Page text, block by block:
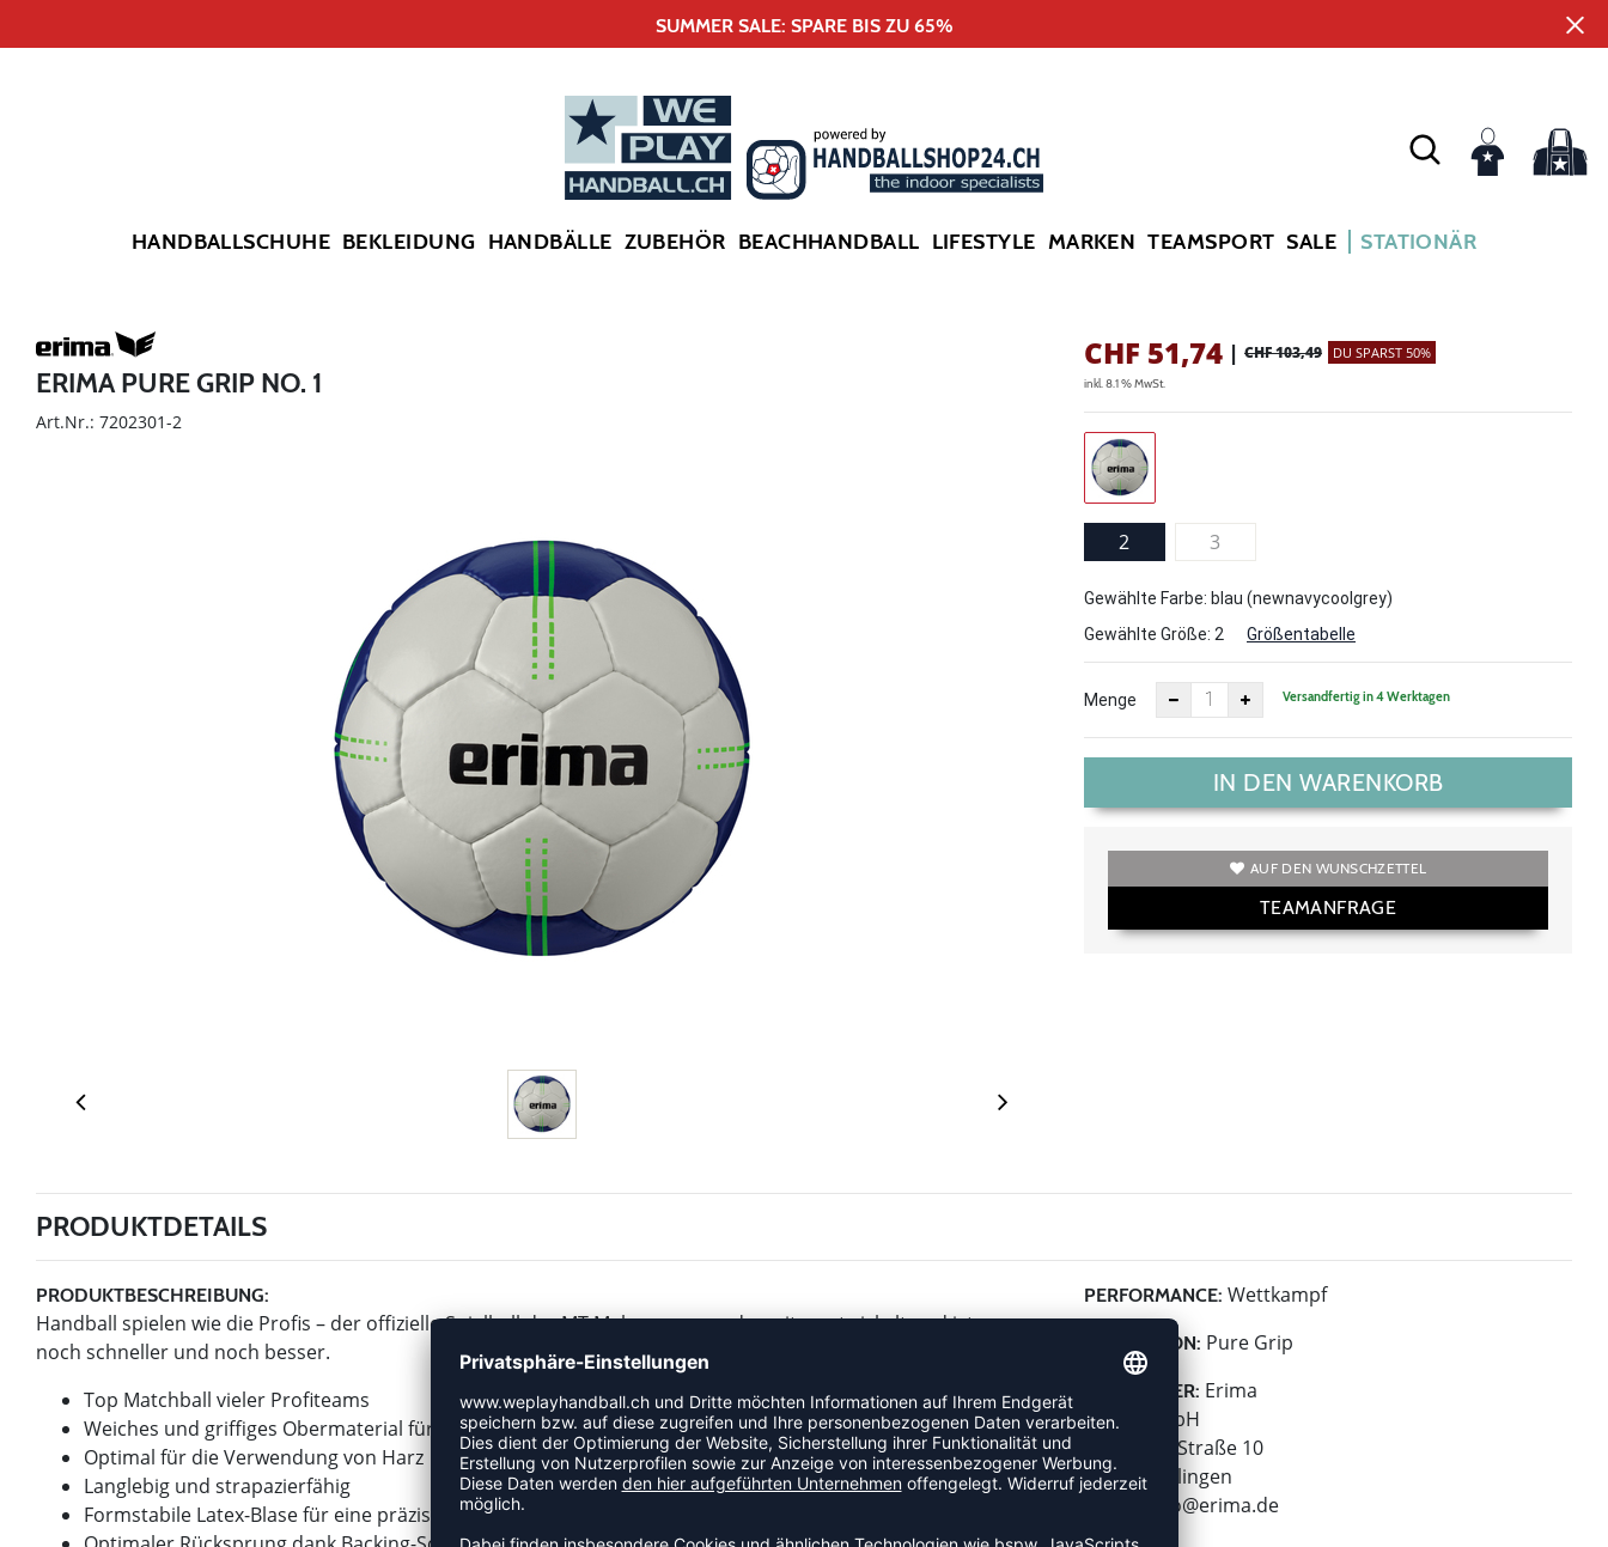
SUMMER SALE: SPARE BIS ZU 65%
HANDBALLSCHUHE BEKLEIDUNG HANDBÄLLE ZUBEHÖR BEACHHANDBALL LIFESTYLE MARKEN TEAMSPORT SALE STATIONÄR
ERIMA PURE GRIP NO. 1
Art.Nr.: 7202301-2
CHF 51,74 | CHF 103,49 DU SPARST 50%
inkl. 8.1 % MwSt.
2 3
Gewählte Farbe: blau (newnavycoolgrey)
Gewählte Größe: 2 Größentabelle
Menge Versandfertig in 4 Werktagen
IN DEN WARENKORB
AUF DEN WUNSCHZETTEL
TEAMANFRAGE
PRODUKTDETAILS
PRODUKTBESCHREIBUNG:
Handball spielen wie die Profis – der offizielle Spielball der MT Melsungen wurde weiterentwickelt und ist nun
noch schneller und noch besser.
Top Matchball vieler Profiteams
Weiches und griffiges Obermaterial für ideales Ballgefühl
Optimal für die Verwendung von Harz
Langlebig und strapazierfähig
Formstabile Latex-Blase für eine präzise Flugbahn
PERFORMANCE: Wettkampf
KOLLEKTION: Pure Grip
HERSTELLER: Erima
Erima GmbH
Carl-Zeiss-Straße 10
72793 Pfullingen
info@erima.de